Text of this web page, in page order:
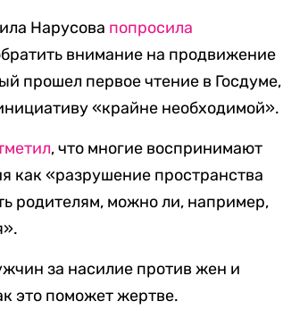
Нарусова попросила
внимание на продвижение
прошел первое чтение в Госдуме,
«крайне необходимой».
, что многие воспринимают
как «разрушение пространства
родителям, можно ли, например,
за насилие против жен и
это поможет жертве.